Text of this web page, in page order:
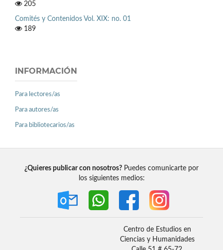
205
Comités y Contenidos Vol. XIX: no. 01
189
INFORMACIÓN
Para lectores/as
Para autores/as
Para bibliotecarios/as
¿Quieres publicar con nosotros? Puedes comunicarte por
los siguientes medios:
Centro de Estudios en
Ciencias y Humanidades